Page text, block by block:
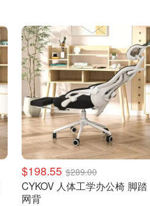
$198.55 $289.00
CYKOV 人体工学办公椅 脚踏
网背